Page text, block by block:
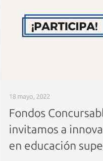
18 mayo, 2022
Fondos
invitamos a
en educación